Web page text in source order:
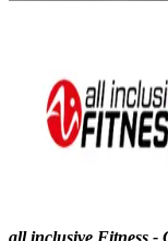
all inclusive Fitness -